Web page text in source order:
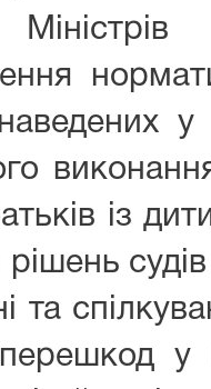
у
із
та
у